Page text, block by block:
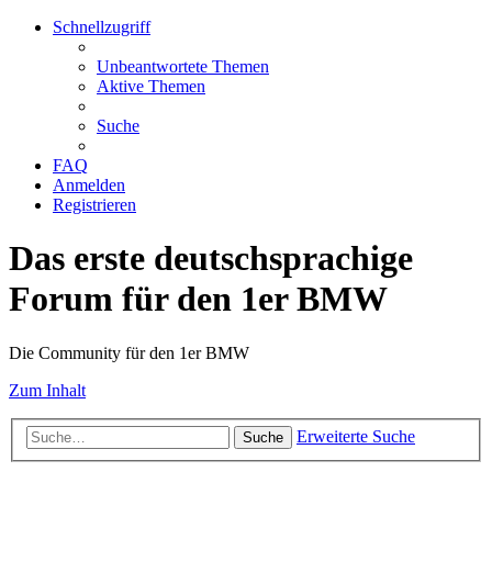
Schnellzugriff
Unbeantwortete Themen
Aktive Themen
Suche
FAQ
Anmelden
Registrieren
Das erste deutschsprachige
Forum für den 1er BMW
Die Community für den 1er BMW
Zum Inhalt
Suche Erweiterte Suche